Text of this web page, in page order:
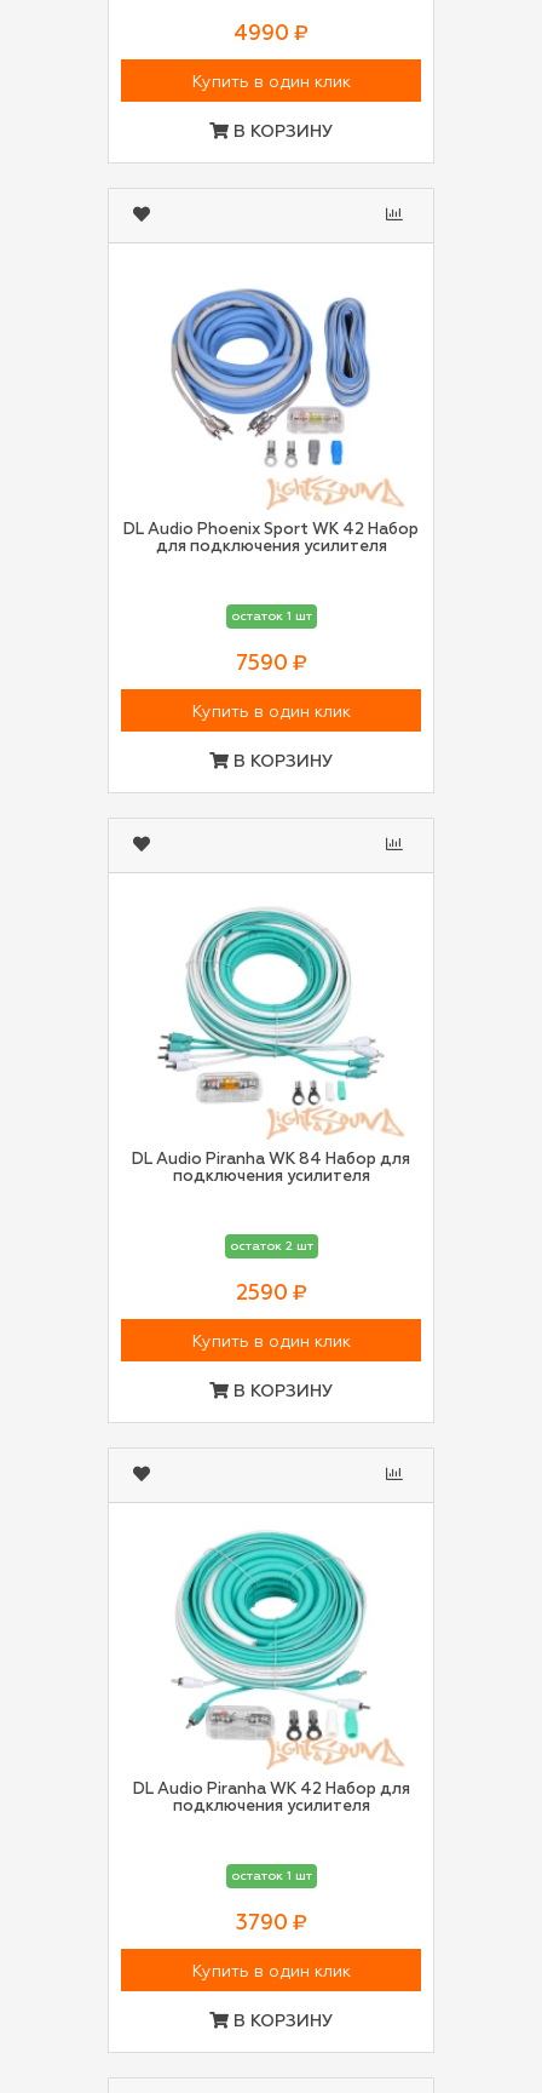
4990 ₽
Купить в один клик
В КОРЗИНУ
DL Audio Phoenix Sport WK 42 Набор
для подключения усилителя
остаток 1 шт
7590 ₽
Купить в один клик
В КОРЗИНУ
DL Audio Piranha WK 84 Набор для
подключения усилителя
остаток 2 шт
2590 ₽
Купить в один клик
В КОРЗИНУ
DL Audio Piranha WK 42 Набор для
подключения усилителя
остаток 1 шт
3790 ₽
Купить в один клик
В КОРЗИНУ